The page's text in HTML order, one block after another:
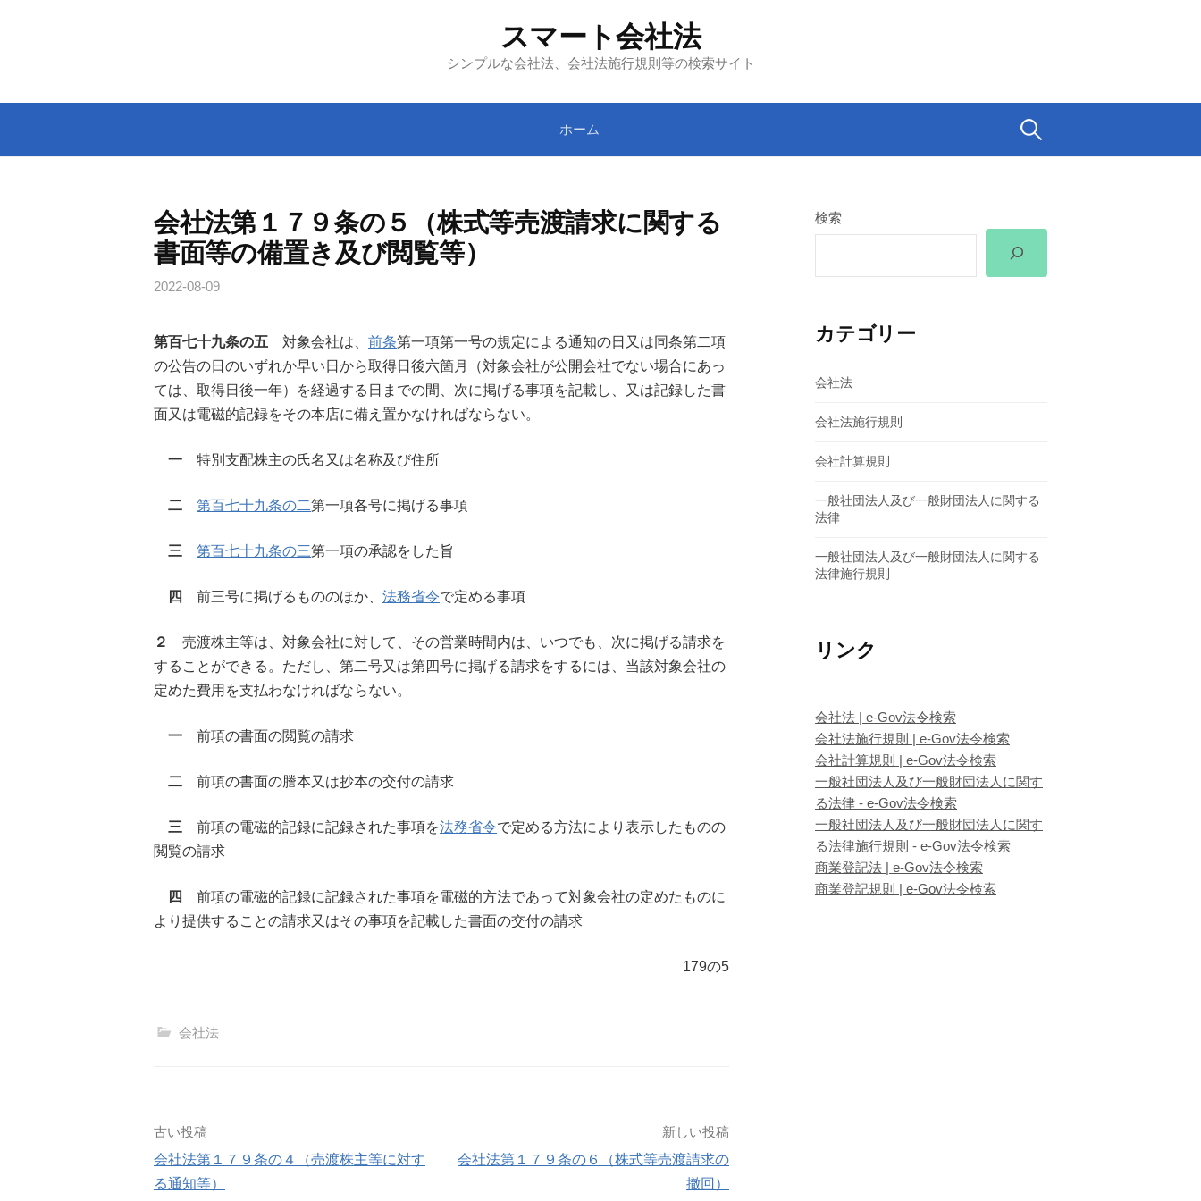
ツ
ス
スマート会社法
シンプルな会社法、会社法施行規則等の検索サイト
ホーム 検
会社法第１７９条の５（株式等売渡請求に関する
書面等の備置き及び閲覧等）
2022-08-09
第百七十九条の五 対象会社は、 前条第一項第一号の規定による通知の日又は同条第二項
の公告の日のいずれか早い日から取得日後六箇月（対象会社が公開会社でない場合にあっ
ては、取得日後一年）を経過する日までの間、次に掲げる事項を記載し、又は記録した書
面又は電磁的記録をその本店に備え置かなければならない。
一 特別支配株主の氏名又は名称及び住所
二 第百七十九条の二第一項各号に掲げる事項
三 第百七十九条の三第一項の承認をした旨
四 前三号に掲げるもののほか、 法務省令で定める事項
２
売渡株主等は、対象会社に対して、その営業時間内は、いつでも、次に掲げる請求を
することができる。ただし、第二号又は第四号に掲げる請求をするには、当該対象会社の
定めた費用を支払わなければならない。
一 前項の書面の閲覧の請求
二 前項の書面の謄本又は抄本の交付の請求
三 前項の電磁的記録に記録された事項を法務省令で定める方法により表示したものの
閲覧の請求
四
前項の電磁的記録に記録された事項を電磁的方法であって対象会社の定めたものに
より提供することの請求又はその事項を記載した書面の交付の請求
179の5
会社法
投
稿
古い投稿
会社法第１７９条の４（売渡株主等に対す
る通知等）
新しい投稿
会社法第１７９条の６（株式等売渡請求の
撤回）
検索
カテゴリー
会社法
会社法施行規則
会社計算規則
一般社団法人及び一般財団法人に関する
法律
一般社団法人及び一般財団法人に関する
法律施行規則
リンク
会社法 | e-Gov法令検索
会社法施行規則 | e-Gov法令検索
会社計算規則 | e-Gov法令検索
一般社団法人及び一般財団法人に関す
る法律 - e-Gov法令検索
一般社団法人及び一般財団法人に関す
る法律施行規則 - e-Gov法令検索
商業登記法 | e-Gov法令検索
商業登記規則 | e-Gov法令検索